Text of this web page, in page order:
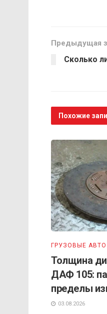
Предыдущая
Сколько
Похожие
ГРУЗОВЫЕ
Толщина
ДАФ 105:
пределы
03.08.2026